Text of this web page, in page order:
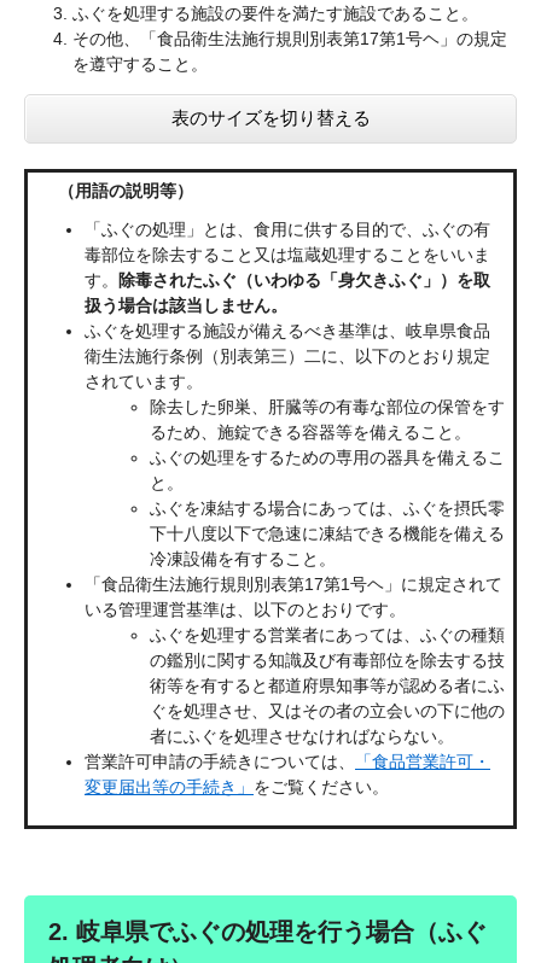
ふぐを処理する施設の要件を満たす施設であること。
その他、「食品衛生法施行規則別表第17第1号ヘ」の規定
を遵守すること。
表のサイズを切り替える
（用語の説明等）
「ふぐの処理」とは、食用に供する目的で、ふぐの有
毒部位を除去すること又は塩蔵処理することをいいま
す。
除毒されたふぐ（いわゆる「身欠きふぐ」）を取
扱う場合は該当しません。
ふぐを処理する施設が備えるべき基準は、岐阜県食品
衛生法施行条例（別表第三）二に、以下のとおり規定
されています。
除去した卵巣、肝臓等の有毒な部位の保管をす
るため、施錠できる容器等を備えること。
ふぐの処理をするための専用の器具を備えるこ
と。
ふぐを凍結する場合にあっては、ふぐを摂氏零
下十八度以下で急速に凍結できる機能を備える
冷凍設備を有すること。
「食品衛生法施行規則別表第17第1号ヘ」に規定されて
いる管理運営基準は、以下のとおりです。
ふぐを処理する営業者にあっては、ふぐの種類
の鑑別に関する知識及び有毒部位を除去する技
術等を有すると都道府県知事等が認める者にふ
ぐを処理させ、又はその者の立会いの下に他の
者にふぐを処理させなければならない。
営業許可申請の手続きについては、
「食品営業許可・
変更届出等の手続き」 をご覧ください。
2. 岐阜県でふぐの処理を行う場合（ふぐ